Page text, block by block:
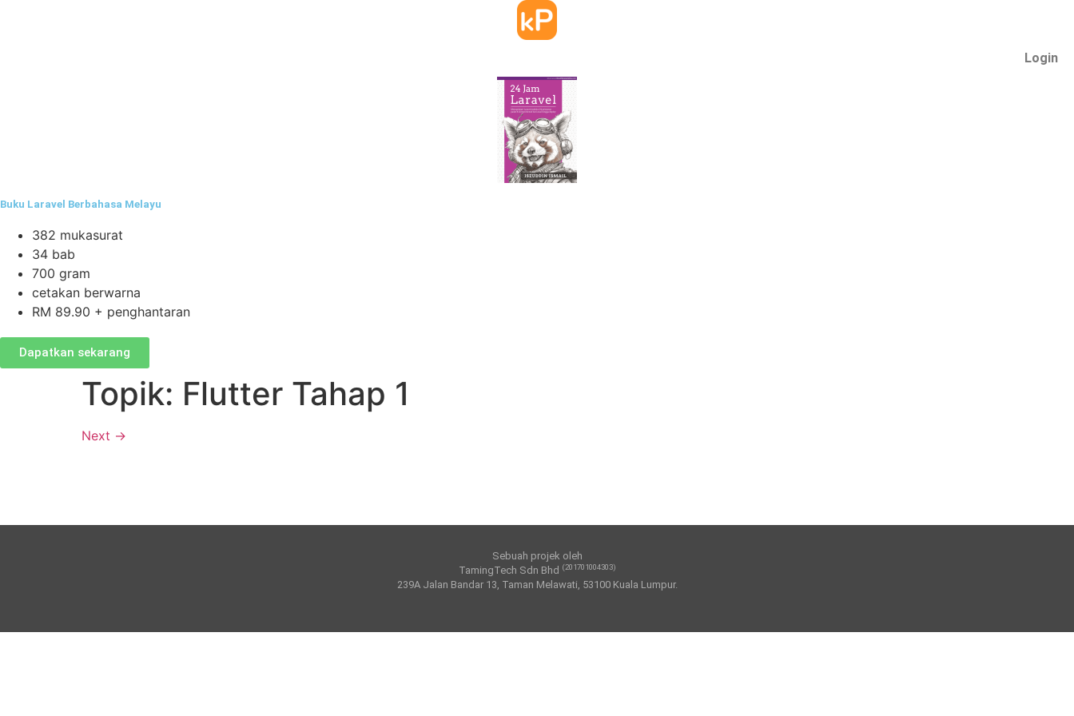
Login
Buku Laravel Berbahasa Melayu
382 mukasurat
34 bab
700 gram
cetakan berwarna
RM 89.90 + penghantaran
Dapatkan sekarang
Topik: Flutter Tahap 1
Next →
Sebuah projek oleh
TamingTech Sdn Bhd (201701004303)
239A Jalan Bandar 13, Taman Melawati, 53100 Kuala Lumpur.